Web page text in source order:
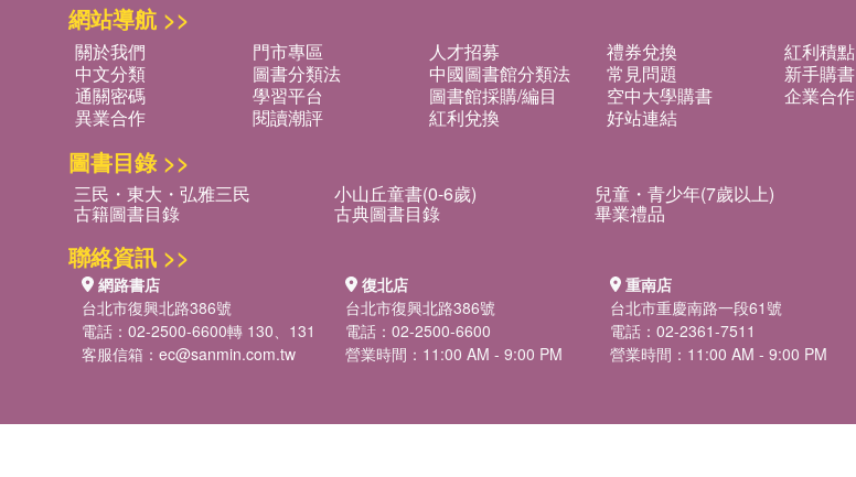
網站導航 >>
關於我們 門市專區 人才招募 禮券兌換
紅利積點
中文分類
圖書分類法 中國圖書館分類法 常見問題
新手購書
通關密碼
學習平台 圖書館採購/編目 空中大學購書
企業合作
異業合作
閱讀潮評 紅利兌換 好站連結
圖書目錄 >>
三民・東大・弘雅三民 小山丘童書(0-6歲) 兒童・青少年(7歲以上)
古籍圖書目錄 古典圖書目錄 畢業禮品
聯絡資訊 >>
網路書店
台北市復興北路386號
電話：02-2500-6600轉 130、131
客服信箱： ec@sanmin.com.tw
復北店
台北市復興北路386號
電話：02-2500-6600
營業時間：11:00 AM - 9:00 PM
重南店
台北市重慶南路一段61號
電話：02-2361-7511
營業時間：11:00 AM - 9:00 PM